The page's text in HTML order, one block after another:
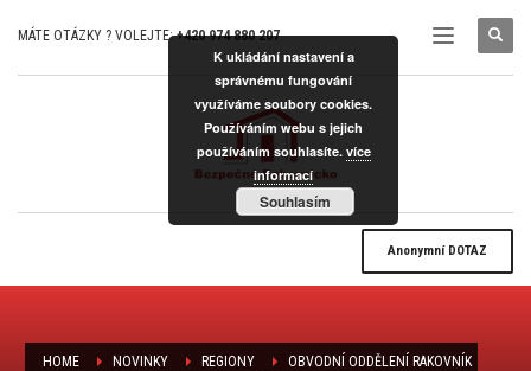
MÁTE OTÁZKY ? VOLEJTE:+420 974 880 207
AnonymníDOTAZ
HOME NOVINKY REGIONY OBVODNÍ ODDĚLENÍ RAKOVNÍK
K ukládání nastavení a
správnému fungování
využíváme soubory cookies.
Používáním webu s jejich
používáním souhlasíte. více
informací
Souhlasím